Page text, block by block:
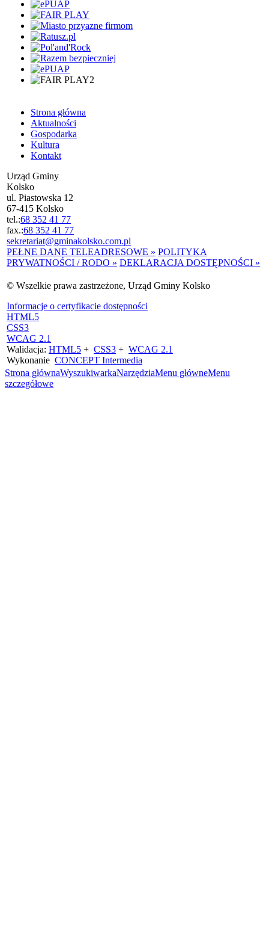
Strona główna
Aktualności
Gospodarka
Kultura
Kontakt
Urząd Gminy
Kolsko
ul. Piastowska 12
67-415 Kolsko
tel.:68 352 41 77
fax.:68 352 41 77
sekretariat@gminakolsko.com.pl
PEŁNE DANE TELEADRESOWE » POLITYKA
PRYWATNOŚCI / RODO » DEKLARACJA DOSTĘPNOŚCI »
© Wszelkie prawa zastrzeżone, Urząd Gminy Kolsko
Informacje o certyfikacie dostępności
HTML5
CSS3
WCAG 2.1
Walidacja: HTML5 + CSS3 + WCAG 2.1
Wykonanie CONCEPT Intermedia
Strona głównaWyszukiwarkaNarzędziaMenu główneMenu
szczegółowe